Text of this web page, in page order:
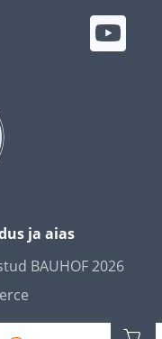
ja aias
BAUHOF 2026